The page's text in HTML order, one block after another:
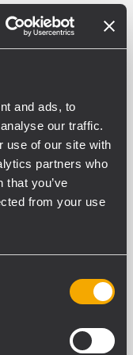
and ads, to
our traffic.
use of our site with
partners who
that you’ve
from your use